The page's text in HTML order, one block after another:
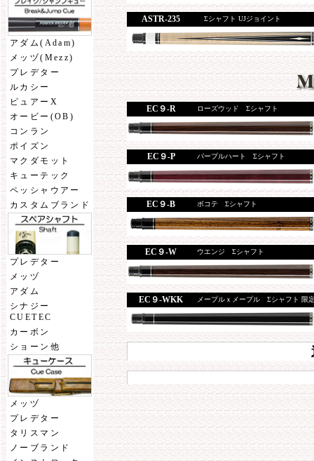
アダム(Adam)
メッヅ(Mezz)
プレデター
ルカシー
ピュアーX
オービー(OB)
コンラン
ポイズン
マクダモット
キューテック
ペッシャウアー
カスタムブランド
プレデター
メッヅ
アダム
シナジー
CUETEC
カーボン
ショーン他
メッヅ
プレデター
タリスマン
ノーブランド
ASTR-235 Σシャフト UJジョイント
EC９-R ローズウッド Σシャフト
EC９-P パープルハート Σシャフト
EC９-B ボコテ Σシャフト
EC９-W ウエンジ Σシャフト
EC９-WKK メープルｘメープル Σシャフト 限